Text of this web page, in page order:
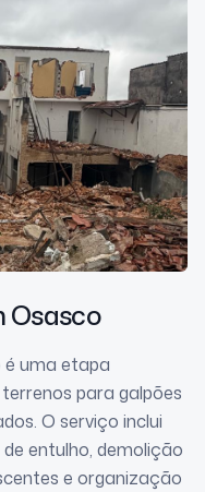
Osasco
é uma etapa
para galpões
O serviço inclui
entulho, demolição
e organização